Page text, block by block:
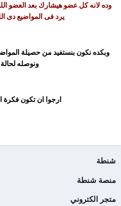
وده لانه كل عضو هيشارك بعد العضو
يرد فى المواضيع دى
وبكده نكون بنستفيد من حصيلة
ونوصله لحالة
ارجوا ان تكون فكرة
شنطة
منصة شنطة
متجر الكتروني